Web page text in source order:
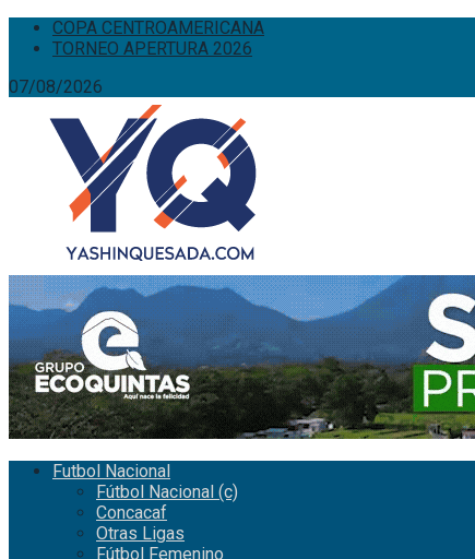
COPA CENTROAMERICANA
TORNEO APERTURA 2026
07/08/2026
Futbol Nacional
Fútbol Nacional (c)
Concacaf
Otras Ligas
Fútbol Femenino